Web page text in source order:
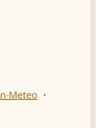
Meteo ・